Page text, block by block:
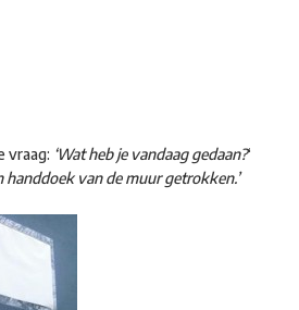
vraag: ‘Wat heb je vandaag gedaan?‘
handdoek van de muur getrokken.’